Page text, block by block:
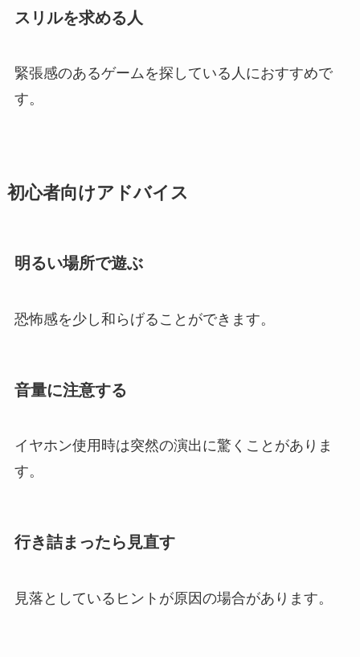
スリルを求める人
緊張感のあるゲームを探している人におすすめで
す。
初心者向けアドバイス
明るい場所で遊ぶ
恐怖感を少し和らげることができます。
音量に注意する
イヤホン使用時は突然の演出に驚くことがありま
す。
行き詰まったら見直す
見落としているヒントが原因の場合があります。